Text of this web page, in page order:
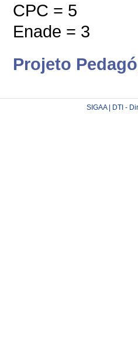
CPC = 5
Enade = 3
Projeto
SIGAA | DTI -